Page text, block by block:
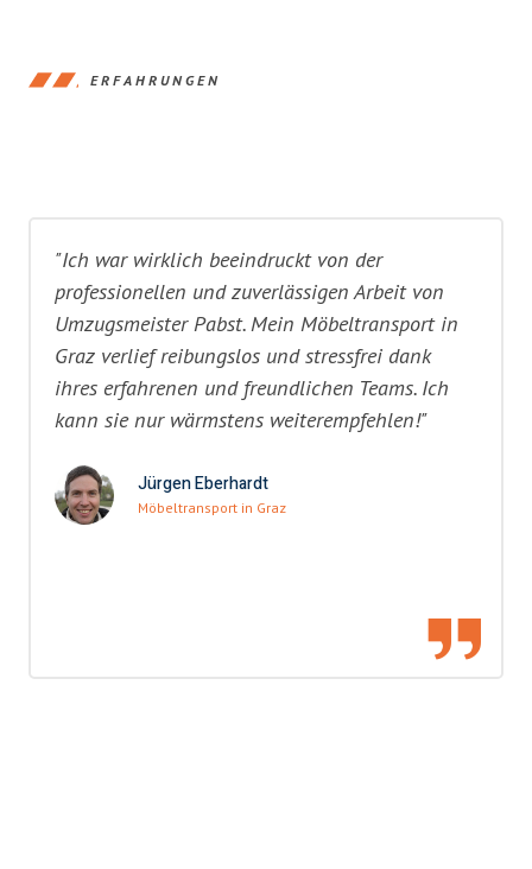
ERFAHRUNGEN
"Ich war wirklich beeindruckt von der
professionellen und zuverlässigen Arbeit von
Umzugsmeister Pabst. Mein Möbeltransport in
Graz verlief reibungslos und stressfrei dank
ihres erfahrenen und freundlichen Teams. Ich
kann sie nur wärmstens weiterempfehlen!"
Jürgen Eberhardt
Möbeltransport in Graz